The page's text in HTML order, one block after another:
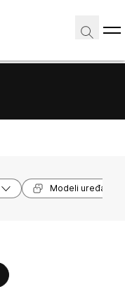
Modeli uređaja